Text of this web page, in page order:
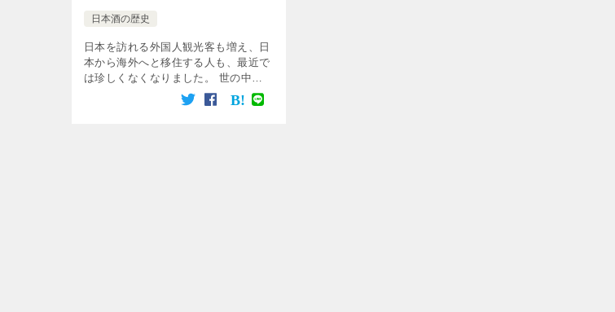
日本酒の歴史
日本を訪れる外国人観光客も増え、日
本から海外へと移住する人も、最近で
は珍しくなくなりました。 世の中の
流れは、グローバル化にありますが、
そんな時代だからこそ、ローカリズム